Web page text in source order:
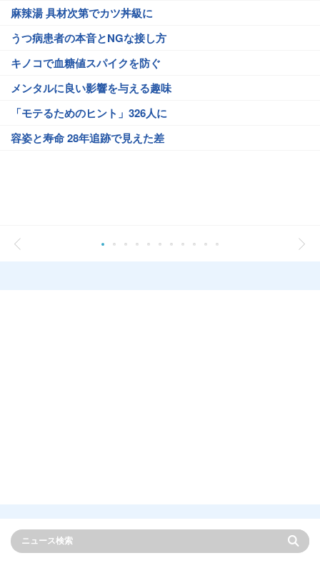
麻辣湯 具材次第でカツ丼級に
うつ病患者の本音とNGな接し方
キノコで血糖値スパイクを防ぐ
メンタルに良い影響を与える趣味
「モテるためのヒント」326人に
容姿と寿命 28年追跡で見えた差